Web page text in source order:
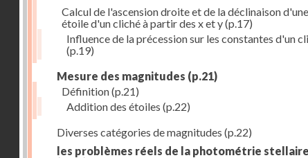
Calcul de l'ascension droite et de la déclinaison d'une
étoile d'un cliché à partir des x et y(p.17)
Influence de la précession sur les constantes d'un
(p.19)
Mesure des magnitudes (p.21)
Définition(p.21)
Addition des étoiles (p.22)
Diverses catégories de magnitudes (p.22)
les problèmes réels de la photométrie stellaire